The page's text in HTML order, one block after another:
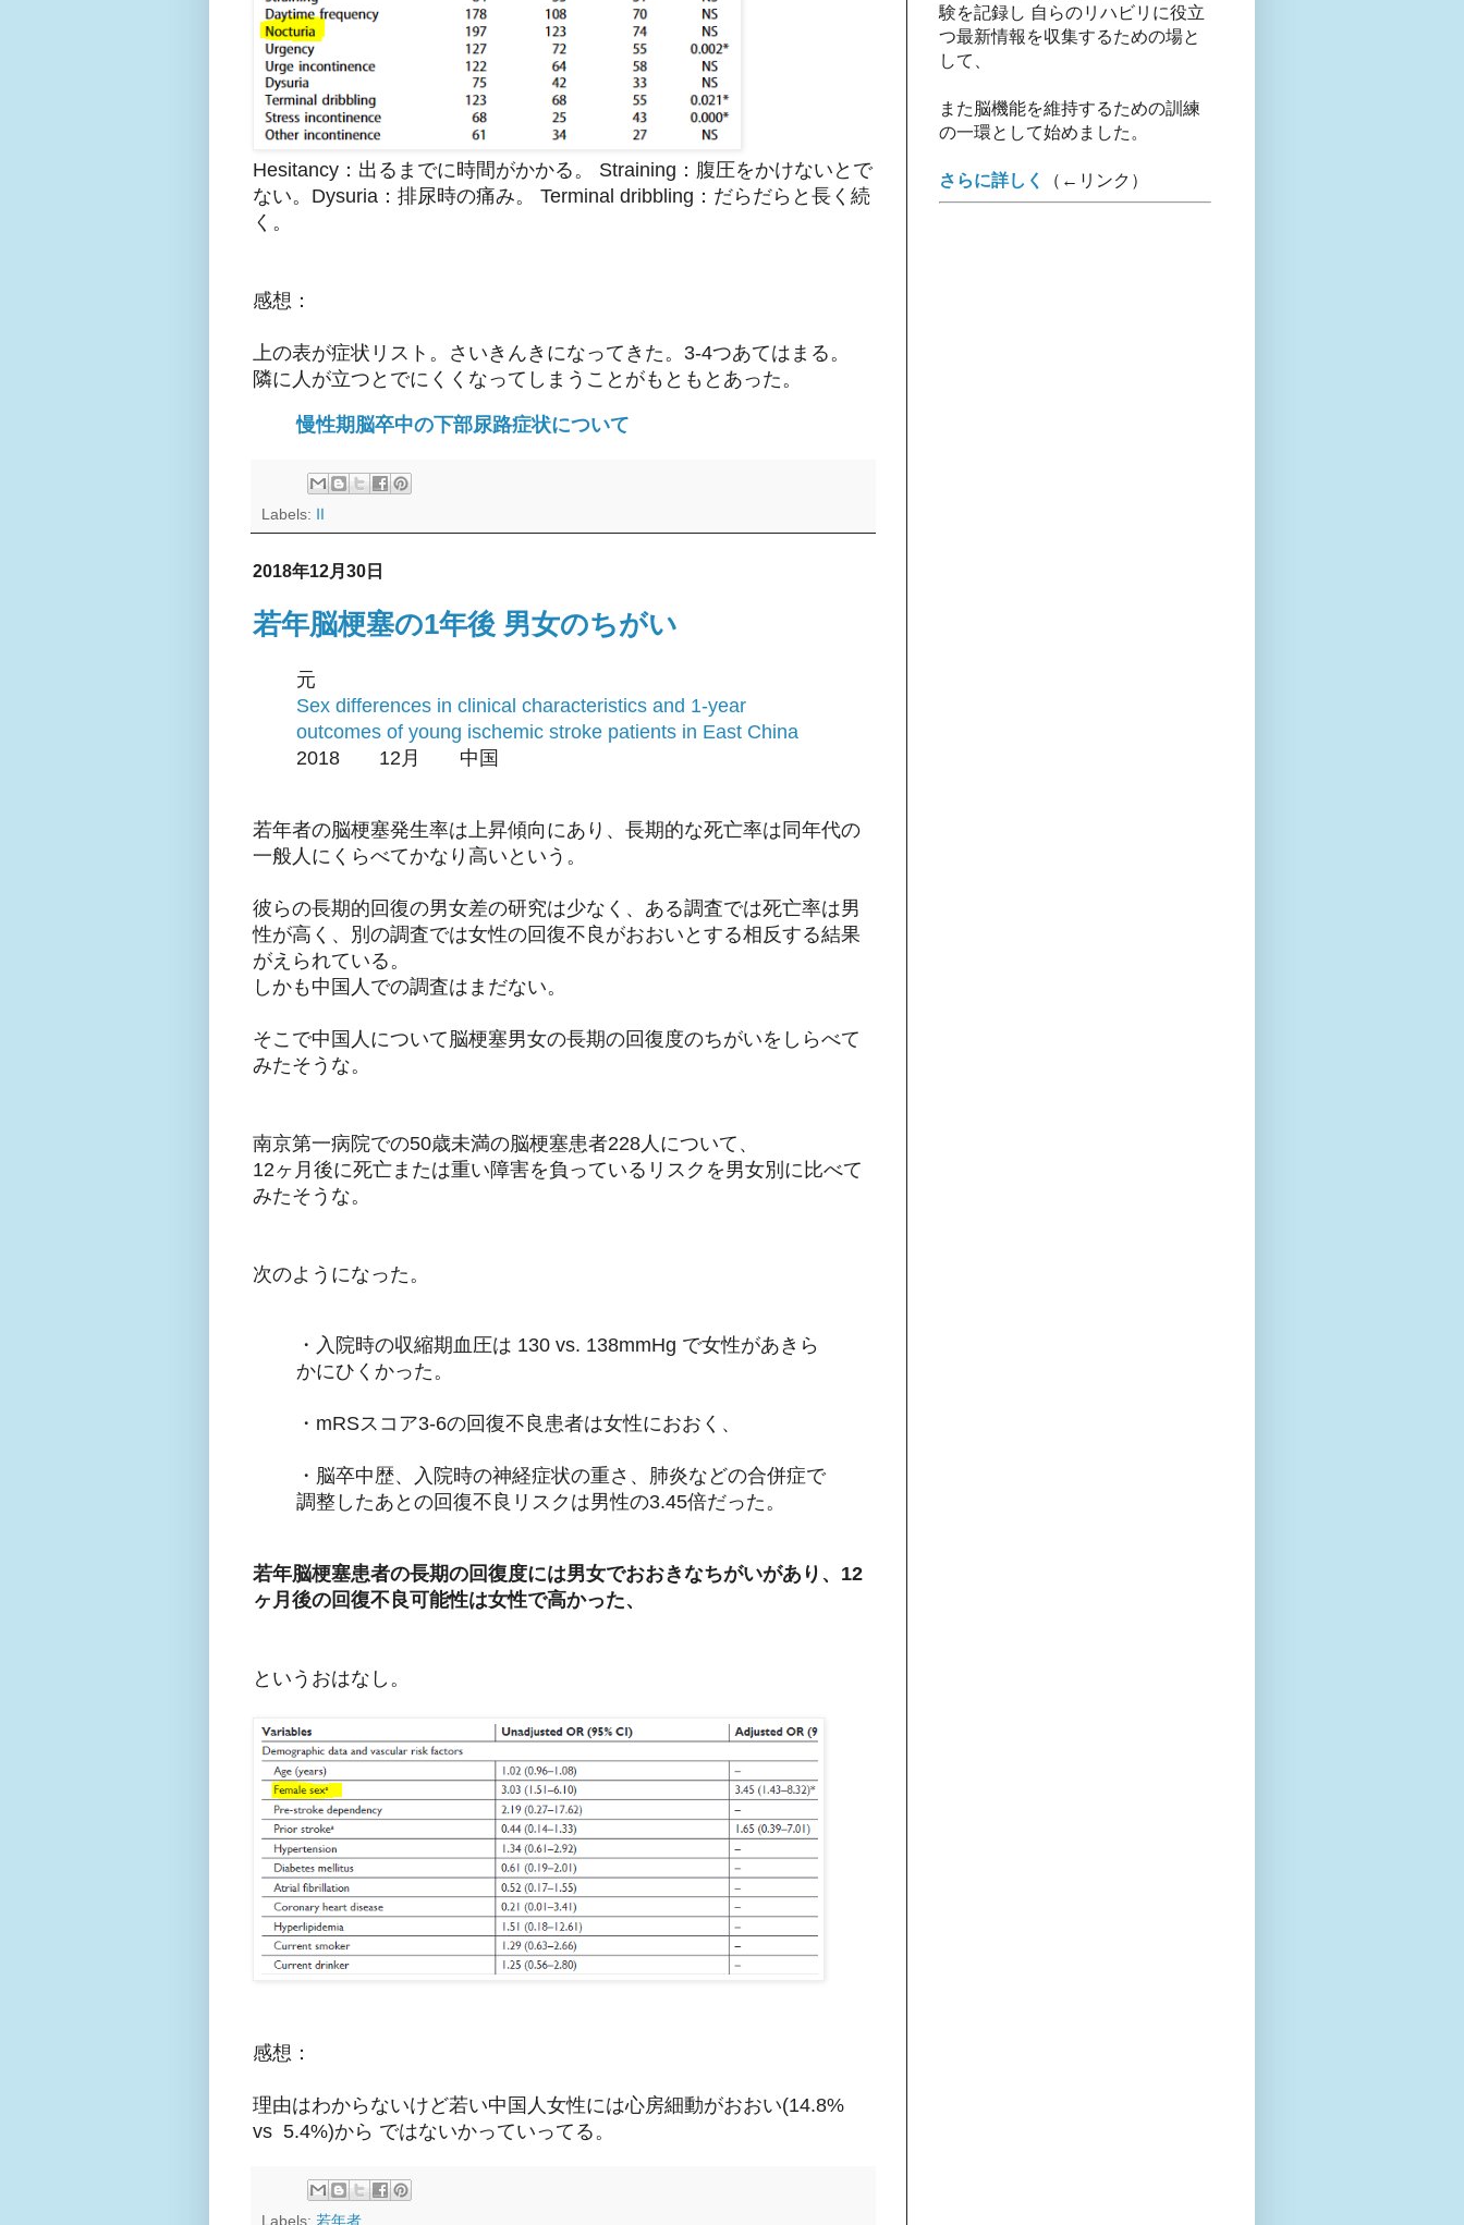
Hesitancy：出るまでに時間がかかる。 Straining：腹圧をかけないとで
ない。Dysuria：排尿時の痛み。 Terminal dribbling：だらだらと長く続
く。
感想：
上の表が症状リスト。さいきんきになってきた。3-4つあてはまる。
隣に人が立つとでにくくなってしまうことがもともとあった。
慢性期脳卒中の下部尿路症状について
Labels: Ⅱ
2018年12月30日
若年脳梗塞の1年後 男女のちがい
元
Sex differences in clinical characteristics and 1-year
outcomes of young ischemic stroke patients in East China
2018 12月 中国
若年者の脳梗塞発生率は上昇傾向にあり、長期的な死亡率は同年代の
一般人にくらべてかなり高いという。
彼らの長期的回復の男女差の研究は少なく、ある調査では死亡率は男
性が高く、別の調査では女性の回復不良がおおいとする相反する結果
がえられている。
しかも中国人での調査はまだない。
そこで中国人について脳梗塞男女の長期の回復度のちがいをしらべて
みたそうな。
南京第一病院での50歳未満の脳梗塞患者228人について、
12ヶ月後に死亡または重い障害を負っているリスクを男女別に比べて
みたそうな。
次のようになった。
・入院時の収縮期血圧は 130 vs. 138mmHg で女性があきら
かにひくかった。
・mRSスコア3-6の回復不良患者は女性におおく、
・脳卒中歴、入院時の神経症状の重さ、肺炎などの合併症で
調整したあとの回復不良リスクは男性の3.45倍だった。
若年脳梗塞患者の長期の回復度には男女でおおきなちがいがあり、12
ヶ月後の回復不良可能性は女性で高かった、
というおはなし。
感想：
理由はわからないけど若い中国人女性には心房細動がおおい(14.8%
vs 5.4%)から ではないかっていってる。
Labels: 若年者
験を記録し 自らのリハビリに役立
つ最新情報を収集するための場と
して、
また脳機能を維持するための訓練
の一環として始めました。
さらに詳しく （←リンク）